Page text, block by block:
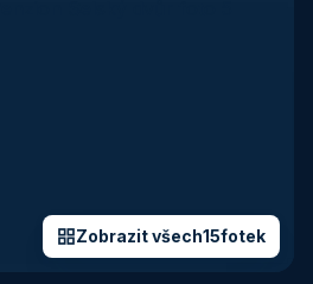
Zobrazit všech15fotek